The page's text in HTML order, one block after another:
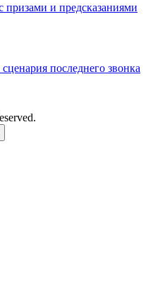
призами и предсказаниями
последнего звонка